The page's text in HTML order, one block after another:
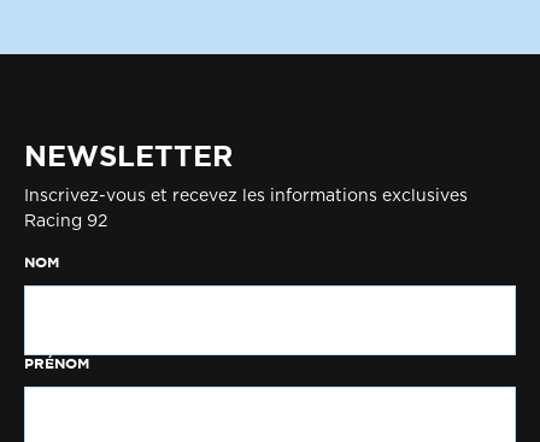
NEWSLETTER
Inscrivez-vous et recevez les informations exclusives
Racing 92
NOM
PRÉNOM